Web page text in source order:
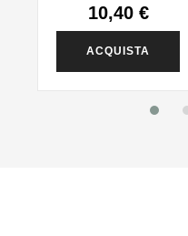
10,40 €
ACQUISTA